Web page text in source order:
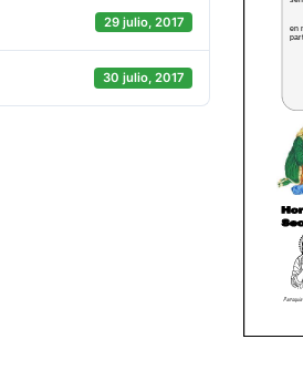
29 julio, 2017
30 julio, 2017